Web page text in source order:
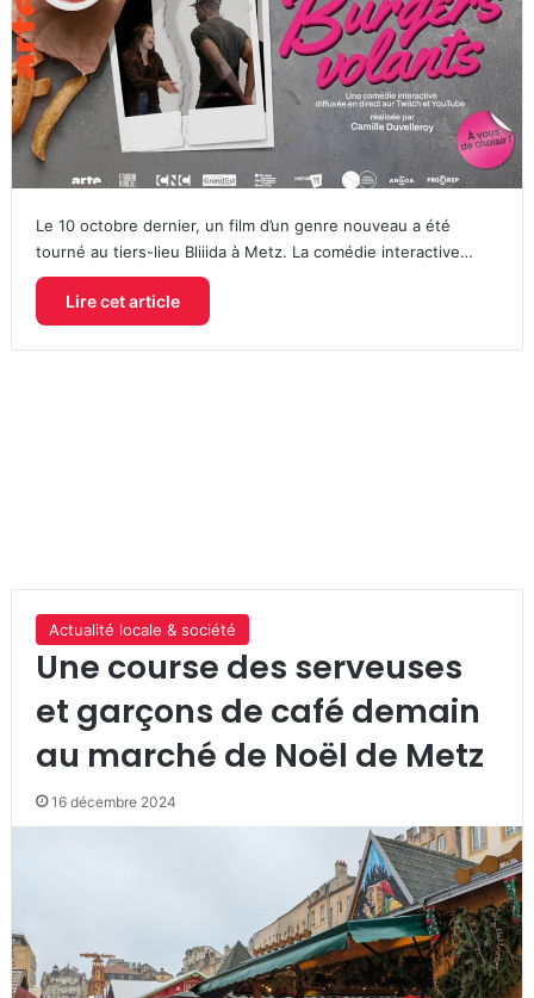
Le 10 octobre dernier, un film d’un genre nouveau a été
tourné au tiers-lieu Bliiida à Metz. La comédie interactive…
Lire cet article
Actualité locale & société
Une course des serveuses
et garçons de café demain
au marché de Noël de Metz
16 décembre 2024